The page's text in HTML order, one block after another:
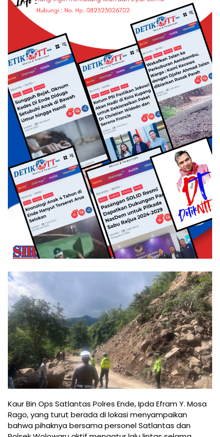
Kaur Bin Ops Satlantas Polres Ende, Ipda Efram Y. Mosa
Rago, yang turut berada di lokasi menyampaikan
bahwa pihaknya bersama personel Satlantas dan